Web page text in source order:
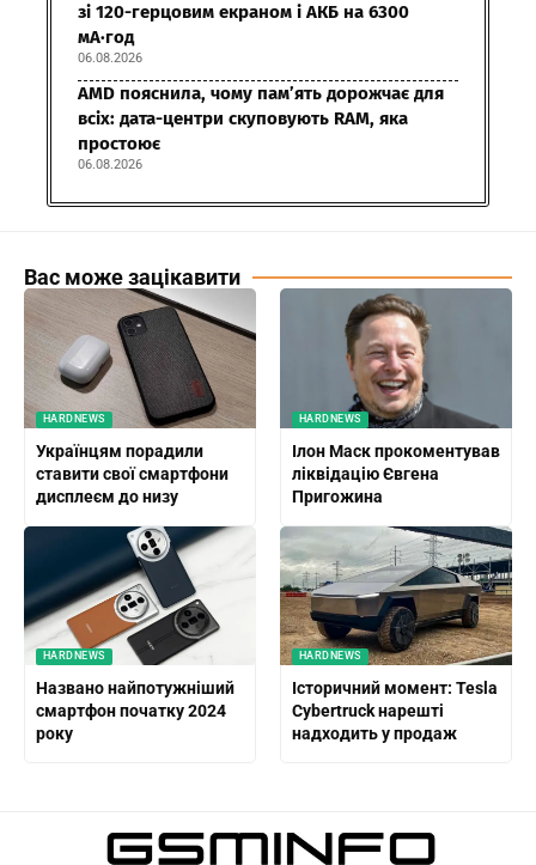
зі 120-герцовим екраном і АКБ на 6300
мА·год
06.08.2026
AMD пояснила, чому пам’ять дорожчає для
всіх: дата-центри скуповують RAM, яка
простоює
06.08.2026
Вас може зацікавити
HARDNEWS
Українцям порадили
ставити свої смартфони
дисплеєм до низу
HARDNEWS
Ілон Маск прокоментував
ліквідацію Євгена
Пригожина
HARDNEWS
Названо найпотужніший
смартфон початку 2024
року
HARDNEWS
Історичний момент: Tesla
Cybertruck нарешті
надходить у продаж